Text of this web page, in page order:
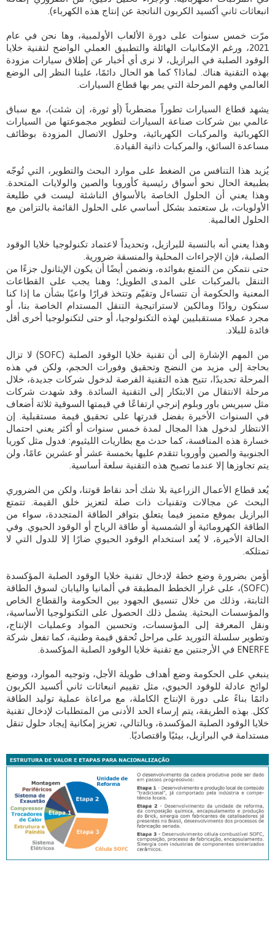
انبعاثات ثاني أكسيد الكربون الناتجة عن إنتاج هذه الكهرباء).
مرّت خمس سنوات على دورة الألعاب الأولمبية، وها نحن في عام
2021، ورغم الإمكانيات الهائلة والتطبيق العملي الواضح لتقنية خلايا
الوقود الصلبة في البرازيل، لا نرى أي أخبار عن إطلاق سيارات مزودة
بهذه التقنية هناك. لماذا؟ كما هو الحال دائمًا، علينا النظر إلى الوضع
العالمي وفهم المرحلة التي يمر بها قطاع السيارات.
يشهد قطاع السيارات تطوراً مضطرباً (أو ثورة، إن شئت)، مع سباق
عالمي بين شركات صناعة السيارات لتطوير مجموعتها من السيارات
الكهربائية والمركبات الكهربائية، وحلول الاتصال المزودة بوظائف
مساعدة السائق، والمركبات ذاتية القيادة.
يُزيد هذا التنافس من الضغط على موارد البحث والتطوير، التي تُوجّه
بطبيعة الحال نحو أسواق رئيسية كأوروبا والصين والولايات المتحدة.
وهذا يعني أن الحلول الخاصة بالأسواق الناشئة ليست في طليعة
الأولويات، بل ستعتمد بشكل أساسي على الحلول القائمة بالتزامن مع
الحلول العالمية.
وهذا يعني أنه بالنسبة للبرازيل، وتحديداً لاعتماد تكنولوجيا خلايا الوقود
الصلبة، فإن الإجراءات المحلية والمنسقة ضرورية.
حتى نتمكن من التمتع بفوائده، ونضمن أيضًا أن يكون الإيثانول جزءًا من
التنقل بالمركبات على المدى الطويل؛ وهنا يجب على القطاعات
المعنية والحكومة أن تتساءل وتقيّم وتتخذ قرارًا واعيًا بشأن ما إذا كنا
سنكون روادًا ومالكين لاستراتيجية التنقل المستدام الخاصة بنا، أو
مجرد عملاء مستقبليين لهذه التكنولوجيا، أو حتى لتكنولوجيا أخرى أقل
فائدة للبلاد.
من المهم الإشارة إلى أن تقنية خلايا الوقود الصلبة (SOFC) لا تزال
بحاجة إلى مزيد من النضج وتحقيق وفورات الحجم، ولكن في هذه
المرحلة تحديدًا، تتيح هذه التقنية الفرصة لدخول شركات جديدة، خلال
مرحلة الانتقال من الابتكار إلى التقنية السائدة. وقد شهدت شركات
مثل سيريس باور وبلوم إنرجي ارتفاعًا في قيمتها السوقية ثلاثة أضعاف
في السنوات الأخيرة بفضل قدرتها على تحقيق قيمة مستقبلية. إن
الانتظار لدخول هذا المجال لمدة خمس سنوات أو أكثر يعني احتمال
خسارة هذه المنافسة، كما حدث مع بطاريات الليثيوم: فدول مثل كوريا
الجنوبية والصين وأوروبا تتقدم عليها بخمسة عشر أو عشرين عامًا، ولن
يتم تجاوزها إلا عندما تصبح هذه التقنية سلعة أساسية.
يُعد قطاع الأعمال الزراعية بلا شك أحد نقاط قوتنا، ولكن من الضروري
البحث عن مجالات وتقنيات ذات صلة لتعزيز خلق القيمة. تتمتع
البرازيل بموقع متميز فيما يتعلق بتوافر الطاقة المتجددة، سواء من
الطاقة الكهرومائية أو الشمسية أو طاقة الرياح أو الوقود الحيوي. وفي
الحالة الأخيرة، لا يُعد استخدام الوقود الحيوي ضارًا إلا للدول التي لا
تمتلكه.
أؤمن بضرورة وضع خطة لإدخال تقنية خلايا الوقود الصلبة المؤكسدة
(SOFC)، على غرار الخطط المطبقة في ألمانيا واليابان لسوق الطاقة
الثابتة، وذلك من خلال تنسيق الجهود بين الحكومة والقطاع الخاص
والمؤسسات البحثية. يشمل ذلك الحصول على التكنولوجيا الأساسية،
ونقل المعرفة إلى المؤسسات، وتحسين المواد وعمليات الإنتاج،
وتطوير سلسلة التوريد على مراحل تُحقق قيمة وطنية، كما تفعل شركة
ENERFE في الأرجنتين مع تقنية خلايا الوقود الصلبة المؤكسدة.
ينبغي على الحكومة وضع أهداف طويلة الأجل، وتوجيه الموارد، ووضع
لوائح عادلة للوقود الحيوي، مثل تقييم انبعاثات ثاني أكسيد الكربون
دائمًا بناءً على دورة الإنتاج الكاملة، مع مراعاة عملية توليد الطاقة
ككل. بهذه الطريقة، يتم إرساء الحد الأدنى من المتطلبات لإدخال تقنية
خلايا الوقود الصلبة المؤكسدة، وبالتالي، تعزيز إمكانية إيجاد حلول تنقل
مستدامة في البرازيل، بيئيًا واقتصاديًا.